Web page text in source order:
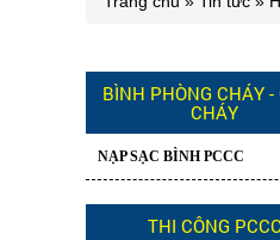
BÌNH PHÒNG CHÁY -
CHÁY
NẠP SẠC BÌNH PCCC
THI CÔNG PCCC